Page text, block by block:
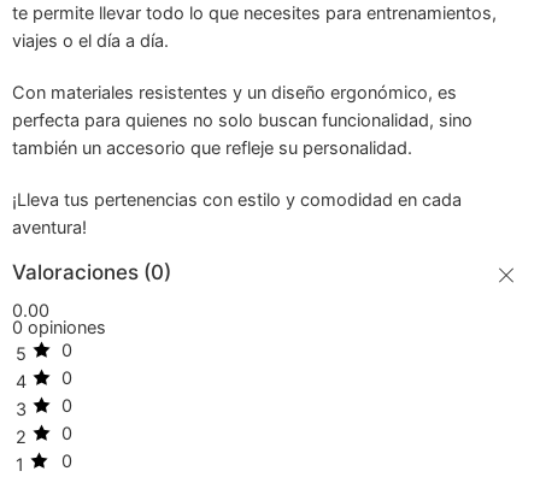
te permite llevar todo lo que necesites para entrenamientos,
viajes o el día a día.
Con materiales resistentes y un diseño ergonómico, es
perfecta para quienes no solo buscan funcionalidad, sino
también un accesorio que refleje su personalidad.
¡Lleva tus pertenencias con estilo y comodidad en cada
aventura!
Valoraciones (0)
0.00
0 opiniones
5
0
4
0
3
0
2
0
1
0